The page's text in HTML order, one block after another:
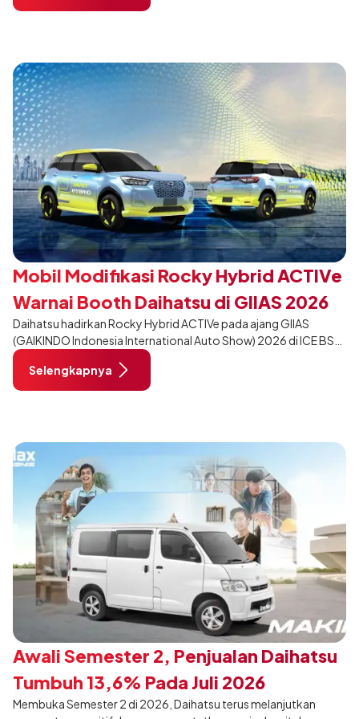
dari varian Terios 1.5 X A/T, model ini menawarkan sentuhan
menjadi ciri khas Terios.
Mobil Modifikasi Rocky Hybrid ACTIVe
Warnai Booth Daihatsu di GIIAS 2026
Daihatsu hadirkan Rocky Hybrid ACTIVe pada ajang GIIAS
(GAIKINDO Indonesia International Auto Show) 2026 di ICE BSD
City, Tangerang. Terdapat 2 unit Rocky Hybrid yang
dimodifikasi untuk menghadirkan sarana inspirasi bagi
pengunjung mendukung gaya hidup yang aktif.
Selengkapnya
Awali Semester 2, Penjualan Daihatsu
Tumbuh 13,6% Pada Juli 2026
Membuka Semester 2 di 2026, Daihatsu terus melanjutkan